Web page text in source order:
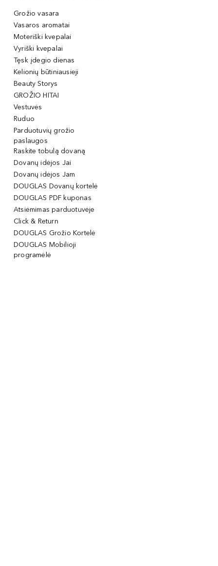
Grožio vasara
Vasaros aromatai
Moteriški kvepalai
Vyriški kvepalai
Tęsk įdegio dienas
Kelionių būtiniausieji
Beauty Storys
GROŽIO HITAI
Vestuvės
Ruduo
Parduotuvių grožio
paslaugos
Raskite tobulą dovaną
Dovanų idėjos Jai
Dovanų idėjos Jam
DOUGLAS Dovanų kortelė
DOUGLAS PDF kuponas
Atsiėmimas parduotuvėje
Click & Return
DOUGLAS Grožio Kortelė
DOUGLAS Mobilioji
programėlė